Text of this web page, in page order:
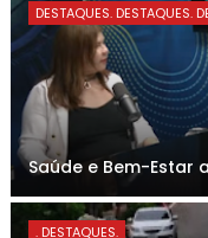
DESTAQUES. DESTAQUES.
Saúde e Bem-Estar
. DESTAQUES.